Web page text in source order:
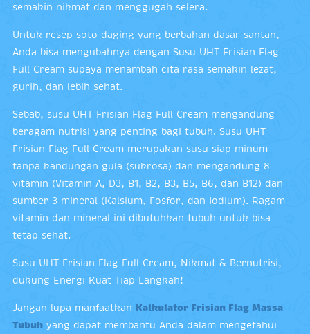
semakin nikmat dan menggugah selera.
Untuk resep soto daging yang berbahan dasar santan,
Anda bisa mengubahnya dengan Susu UHT Frisian Flag
Full Cream supaya menambah cita rasa semakin lezat,
gurih, dan lebih sehat.
Sebab, susu UHT Frisian Flag Full Cream mengandung
beragam nutrisi yang penting bagi tubuh. Susu UHT
Frisian Flag Full Cream merupakan susu siap minum
tanpa kandungan gula (sukrosa) dan mengandung 8
vitamin (Vitamin A, D3, B1, B2, B3, B5, B6, dan B12) dan
sumber 3 mineral (Kalsium, Fosfor, dan Iodium). Ragam
vitamin dan mineral ini dibutuhkan tubuh untuk bisa
tetap sehat.
Susu UHT Frisian Flag Full Cream, Nikmat & Bernutrisi,
dukung Energi Kuat Tiap Langkah!
Jangan lupa manfaatkan Kalkulator Frisian Flag Massa
Tubuh yang dapat membantu Anda dalam mengetahui